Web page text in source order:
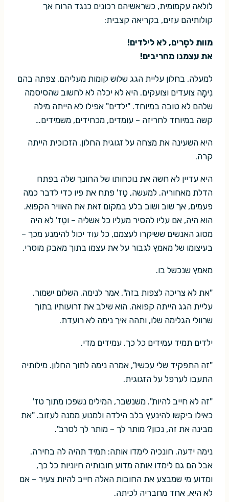
לולאה עקמומית, כשראשיהם רכונים כנגד הרוח אך
קולותיהם עזים, בקריאה קצבית:
מוות לסֶרים, לא לילדים!
את עצמנו מחריבים!
למעלה, בחלון עליית הגג שלוש קומות מעליהם, צפתה בהם
נִימָה צועדים וצועקים. היא לא יכלה לא לחשוב שהסיסמה
שלהם לא טובה במיוחד. "ילדים" אפילו לא הייתה מילה
קשה במיוחד לחריזה – עומדים, מכחידים, משמידים…
היא השעינה את מצחה על זגוגית החלון. הזכוכית הייתה
קרה.
היא עדיין לא חשה את נוכחותו של החונך שלה בפתח
הדלת מאחוריה. למעשה, טֵז' פתח את פיו כדי לדבר כמה
פעמים, אך שוב ושוב בלע במקום זאת את האוויר הקפוא.
הוא היה, אם עליו להסיר מעליו כל אשליה – וטֵז' לא היה
מסוג האנשים ששיקרו לעצמם, כל עוד יכול להימנע מכך –
בעיצומו של מאמץ לגבור על את עצמו בתוך מאבק מוסרי.
מאמץ שנכשל בו.
"את לא צריכה לצפות בזה", אמר לנימה. השלום ישמור,
עליית הגג הייתה קפואה. הוא שילב את זרועותיו בתוך
שרוולי הגלימה שלו, ותהה איך נימה לא רועדת.
ילדים תמיד עמידים כל כך. עמידים מדי.
"זה התפקיד שלי עכשיו", אמרה נימה לתוך החלון. מילותיה
התעבו לערפל על הזגוגית.
"זה לא חייב להיות". משנשבר, המילים נשפכו מתוך טז'
כאילו ביקשו להינעץ בלב הילדה ולמנוע ממנה לעזוב. "את
מבינה את זה, נכון? מותר לך – מותר לך לסרב".
נימה ידעה. חונכיה לימדו אותה: תמיד תהיה לה בחירה.
אבל הם גם לימדו אותה מדוע חובותיה חיוניות כל כך,
ומדוע מי שמבצע את החובות האלה חייב להיות צעיר – אם
לא היא, אחד מחבריה לכיתה.